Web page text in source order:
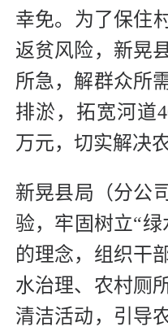
幸免。为了保住
返贫风险，新晃
所急，解群众所
排淤，拓宽河道
万元，切实解决
新晃县局（分公
验，牢固树立“
的理念，组织干
水治理、农村厕
清洁活动，引导